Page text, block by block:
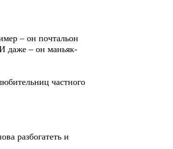
– он почтальон
даже – он маньяк-
частного
разбогатеть и